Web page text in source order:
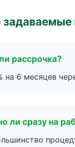
рассрочка?
на 6 месяцев
ли сразу на